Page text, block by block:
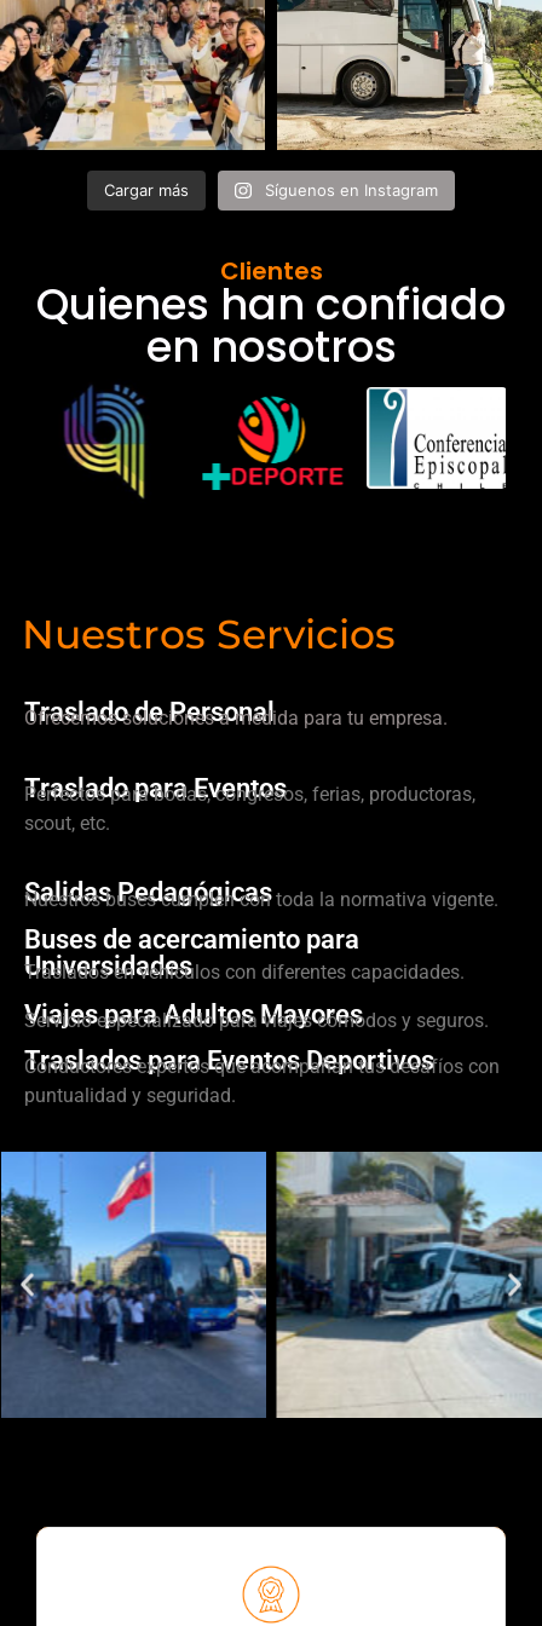
Cargar más Síguenos en Instagram
Clientes
Quienes han confiado
en nosotros
Nuestros Servicios
Traslado de Personal
Ofrecemos soluciones a medida para tu empresa.
Traslado para Eventos
Perfectos para bodas, congresos, ferias, productoras,
scout, etc.
Salidas Pedagógicas
Nuestros buses cumplen con toda la normativa vigente.
Buses de acercamiento para
Universidades
Traslados en vehículos con diferentes capacidades.
Viajes para Adultos Mayores
Servicio especializado para viajes cómodos y seguros.
Traslados para Eventos Deportivos
Conductores expertos que acompañan tus desafíos con
puntualidad y seguridad.